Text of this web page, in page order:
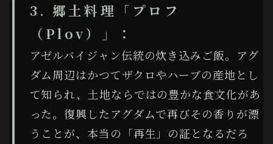
3. 郷土料理「プロフ
（Plov）」：
アゼルバイジャン伝統の炊き込みご飯。アグ
ダム周辺はかつてザクロやハーブの産地とし
て知られ、土地ならではの豊かな食文化があ
った。復興したアグダムで再びその香りが漂
うことが、本当の「再生」の証となるだろ